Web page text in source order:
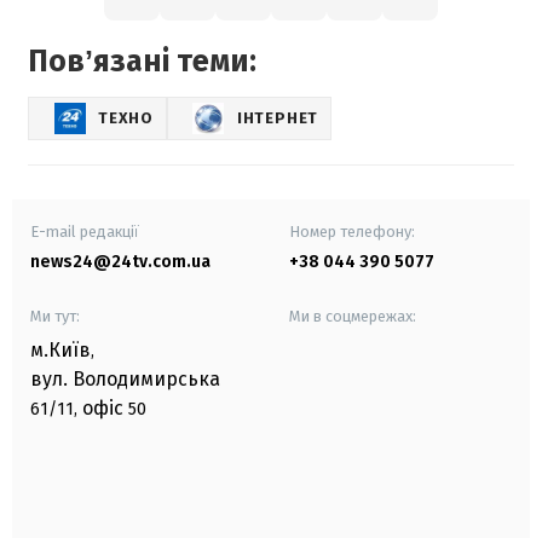
Повʼязані теми:
ТЕХНО ІНТЕРНЕТ
E-mail редакції
news24@24tv.com.ua
Номер телефону:
+38 044 390 5077
Ми тут:
м.Київ,
вул. Володимирська
61/11, офіс 50
Ми в соцмережах: